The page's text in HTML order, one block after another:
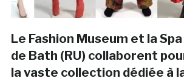
Le Fashion Museum et la
de Bath (RU) collaborent
la vaste collection dédiée à